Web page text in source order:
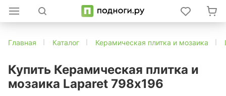
Главная Каталог Керамическая плитка и мозаика
Купить Керамическая плитка и
мозаика Laparet 798х196